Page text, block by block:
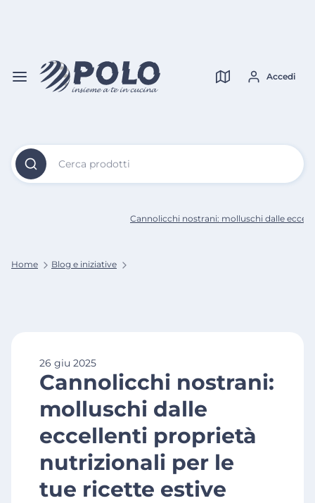
Cerca prodotti
Accedi
Home Blog e iniziative
Cannolicchi nostrani: molluschi dalle
26 giu 2025
Cannolicchi nostrani:
molluschi dalle
eccellenti proprietà
nutrizionali per le
tue ricette estive